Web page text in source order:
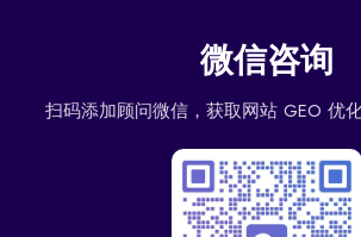
微信咨询
扫码添加顾问微信，获取网站 GEO 优